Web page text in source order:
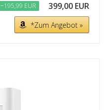
−195,99 EUR 399,00 EUR
*Zum Angebot »